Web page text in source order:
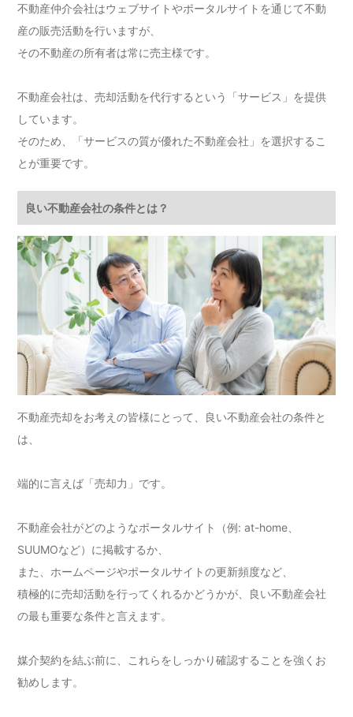
不動産仲介会社はウェブサイトやポータルサイトを通じて不動
産の販売活動を行いますが、
その不動産の所有者は常に売主様です。
不動産会社は、売却活動を代行するという「サービス」を提供
しています。
そのため、「サービスの質が優れた不動産会社」を選択するこ
とが重要です。
良い不動産会社の条件とは？
不動産売却をお考えの皆様にとって、良い不動産会社の条件と
は、
端的に言えば「売却力」です。
不動産会社がどのようなポータルサイト（例: at-home、
SUUMOなど）に掲載するか、
また、ホームページやポータルサイトの更新頻度など、
積極的に売却活動を行ってくれるかどうかが、良い不動産会社
の最も重要な条件と言えます。
媒介契約を結ぶ前に、これらをしっかり確認することを強くお
勧めします。